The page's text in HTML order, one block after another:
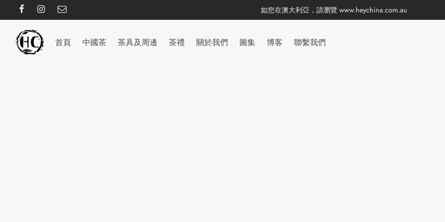
如您在澳大利亞，請瀏覽 www.heychina.com.au
首頁 中國茶 茶具及周邊 茶禮 關於我們 圖集 博客 聯繫我們